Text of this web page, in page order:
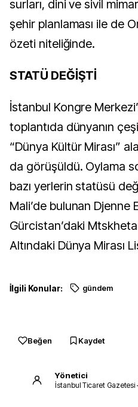
surları, dini ve sivil
şehir planlaması ile de
özeti niteliğinde.
STATÜ DEĞİŞTİ
İstanbul Kongre
toplantıda dünyanın
“Dünya Kültür Mirası”
da görüşüldü. Oylama
bazı yerlerin statüsü
Mali’de bulunan Djenne
Gürcistan’daki
Altındaki Dünya Mirası
İlgili Konular: gündem
Beğen Kaydet
Yönetici
İstanbul Ticaret Gazetesi